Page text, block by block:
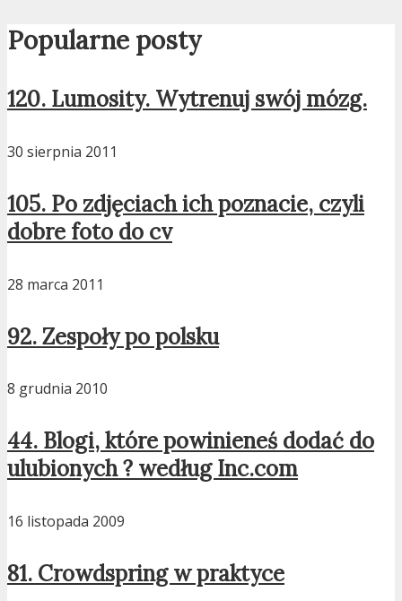
Popularne posty
120. Lumosity. Wytrenuj swój mózg.
30 sierpnia 2011
105. Po zdjęciach ich poznacie, czyli
dobre foto do cv
28 marca 2011
92. Zespoły po polsku
8 grudnia 2010
44. Blogi, które powinieneś dodać do
ulubionych ? według Inc.com
16 listopada 2009
81. Crowdspring w praktyce